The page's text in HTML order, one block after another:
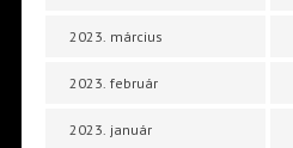
2023. március
2023. február
2023. január